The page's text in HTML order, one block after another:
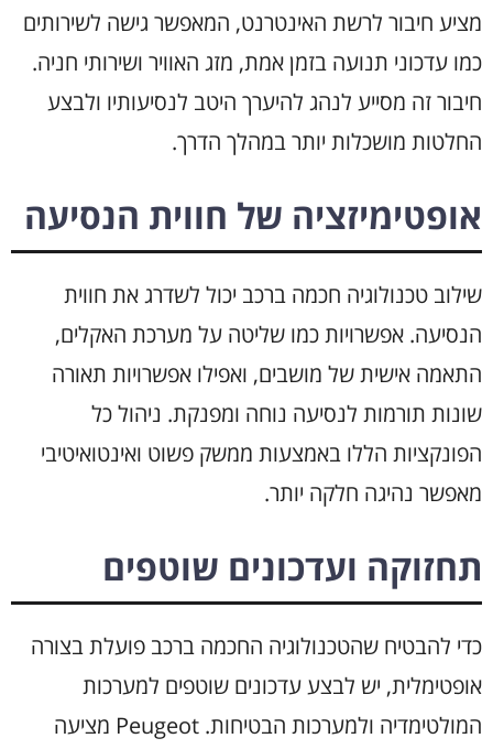
מציע חיבור לרשת האינטרנט, המאפשר גישה לשירותים
כמו עדכוני תנועה בזמן אמת, מזג האוויר ושירותי חניה.
חיבור זה מסייע לנהג להיערך היטב לנסיעותיו ולבצע
החלטות מושכלות יותר במהלך הדרך.
אופטימיזציה של חווית הנסיעה
שילוב טכנולוגיה חכמה ברכב יכול לשדרג את חווית
הנסיעה. אפשרויות כמו שליטה על מערכת האקלים,
התאמה אישית של מושבים, ואפילו אפשרויות תאורה
שונות תורמות לנסיעה נוחה ומפנקת. ניהול כל
הפונקציות הללו באמצעות ממשק פשוט ואינטואיטיבי
מאפשר נהיגה חלקה יותר.
תחזוקה ועדכונים שוטפים
כדי להבטיח שהטכנולוגיה החכמה ברכב פועלת בצורה
אופטימלית, יש לבצע עדכונים שוטפים למערכות
המולטימדיה ולמערכות הבטיחות. Peugeot מציעה